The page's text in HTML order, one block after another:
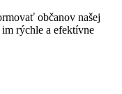
občanov našej
rýchle a efektívne